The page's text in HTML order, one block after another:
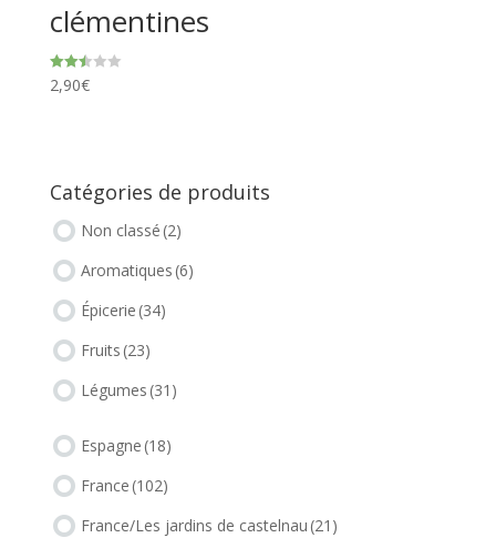
clémentines
Note
2.50
2,90€
Catégories de produits
Non classé (2)
Aromatiques (6)
Épicerie (34)
Fruits (23)
Légumes (31)
Espagne (18)
France (102)
France/Les jardins de castelnau (21)